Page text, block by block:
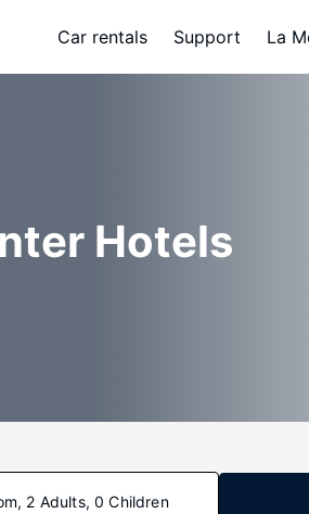
Car rentals Support La
Hotels
2 Adults, 0 Children